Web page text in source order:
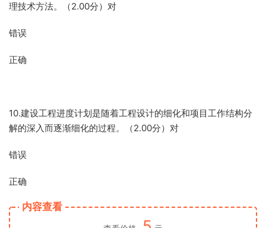
理技术方法。（2.00分）对
错误
正确
10.建设工程进度计划是随着工程设计的细化和项目工作结构分
解的深入而逐渐细化的过程。（2.00分）对
错误
正确
内容查看